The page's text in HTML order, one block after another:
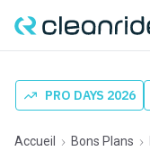
PRO DAYS 2026
Accueil Bons Plans